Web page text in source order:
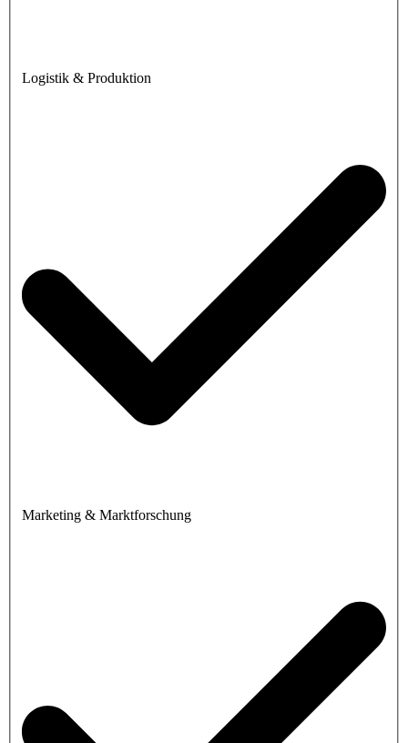
Logistik & Produktion
Marketing & Marktforschung